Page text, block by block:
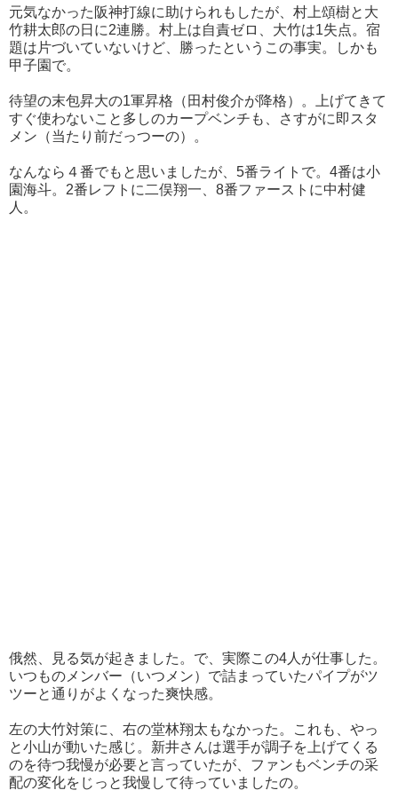
元気なかった阪神打線に助けられもしたが、村上頌樹と大
竹耕太郎の日に2連勝。村上は自責ゼロ、大竹は1失点。宿
題は片づいていないけど、勝ったというこの事実。しかも
甲子園で。
待望の末包昇大の1軍昇格（田村俊介が降格）。上げてきて
すぐ使わないこと多しのカープベンチも、さすがに即スタ
メン（当たり前だっつーの）。
なんなら４番でもと思いましたが、5番ライトで。4番は小
園海斗。2番レフトに二俣翔一、8番ファーストに中村健
人。
俄然、見る気が起きました。で、実際この4人が仕事した。
いつものメンバー（いつメン）で詰まっていたパイプがツ
ツーと通りがよくなった爽快感。
左の大竹対策に、右の堂林翔太もなかった。これも、やっ
と小山が動いた感じ。新井さんは選手が調子を上げてくる
のを待つ我慢が必要と言っていたが、ファンもベンチの采
配の変化をじっと我慢して待っていましたの。